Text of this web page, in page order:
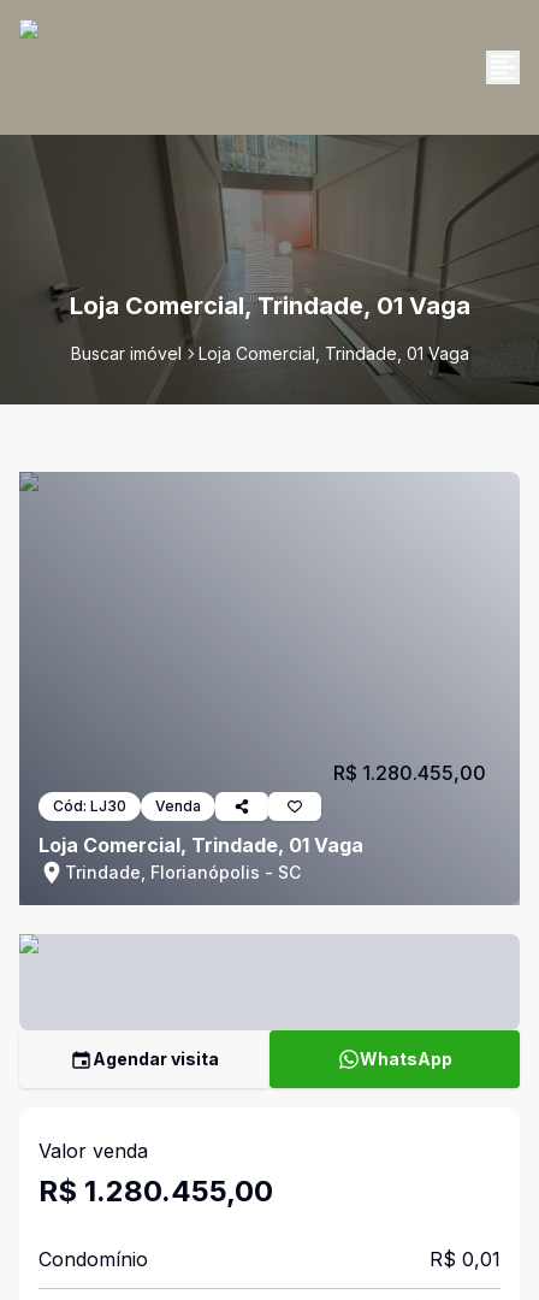
Loja Comercial, Trindade, 01 Vaga
Buscar imóvel Loja Comercial, Trindade, 01 Vaga
Cód: LJ30 Venda
Loja Comercial, Trindade, 01 Vaga
Trindade, Florianópolis - SC
R$ 1.280.455,00
Agendar visita WhatsApp
Valor venda
R$ 1.280.455,00
Condomínio R$ 0,01